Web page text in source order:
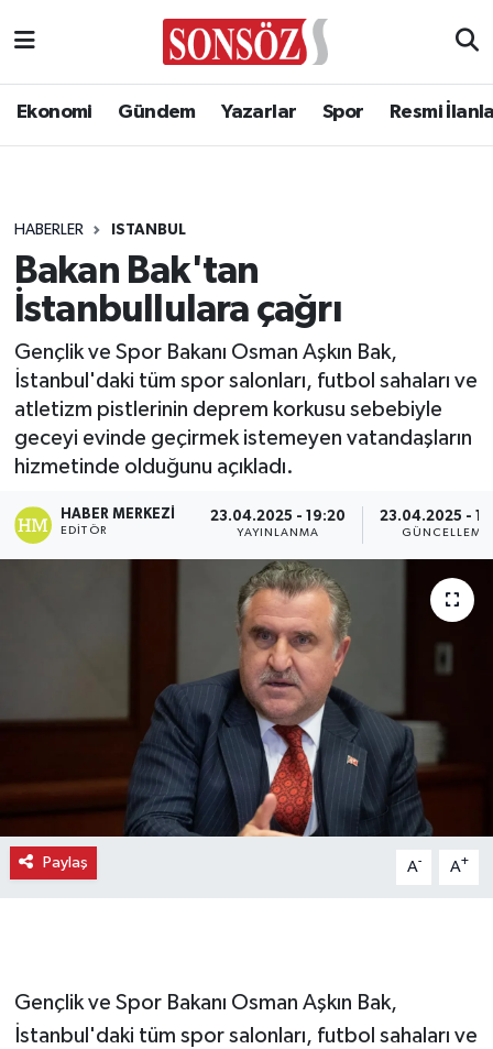
Ekonomi Gündem Yazarlar Spor Resmi
HABERLER ISTANBUL
Bakan Bak'tan
İstanbullulara çağrı
Gençlik ve Spor Bakanı Osman Aşkın Bak,
İstanbul'daki tüm spor salonları, futbol sahaları ve
atletizm pistlerinin deprem korkusu sebebiyle
geceyi evinde geçirmek istemeyen vatandaşların
hizmetinde olduğunu açıkladı.
HABER MERKEZI
EDITÖR
23.04.2025 - 19:20
YAYINLANMA
23.04.2025 -
GÜNCELLEME
Paylaş A- A+
Gençlik ve Spor Bakanı Osman Aşkın Bak,
İstanbul'daki tüm spor salonları, futbol sahaları ve